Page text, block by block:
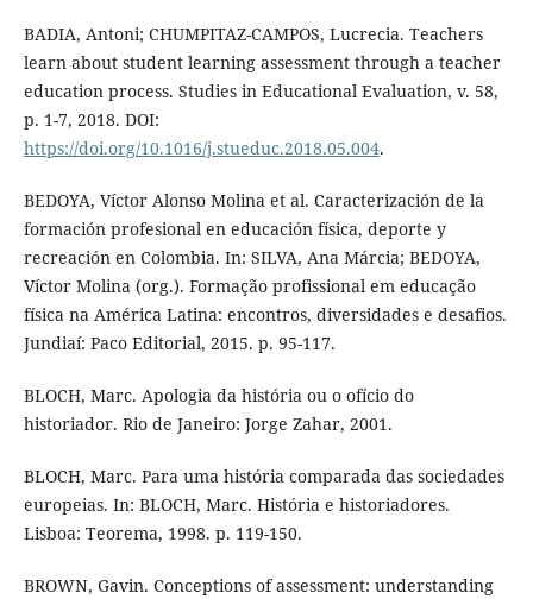
BADIA, Antoni; CHUMPITAZ-CAMPOS, Lucrecia. Teachers
learn about student learning assessment through a teacher
education process. Studies in Educational Evaluation, v. 58,
p. 1-7, 2018. DOI:
https://doi.org/10.1016/j.stueduc.2018.05.004.
BEDOYA, Víctor Alonso Molina et al. Caracterización de la
formación profesional en educación física, deporte y
recreación en Colombia. In: SILVA, Ana Márcia; BEDOYA,
Víctor Molina (org.). Formação profissional em educação
física na América Latina: encontros, diversidades e desafios.
Jundiaí: Paco Editorial, 2015. p. 95-117.
BLOCH, Marc. Apologia da história ou o ofício do
historiador. Rio de Janeiro: Jorge Zahar, 2001.
BLOCH, Marc. Para uma história comparada das sociedades
europeias. In: BLOCH, Marc. História e historiadores.
Lisboa: Teorema, 1998. p. 119-150.
BROWN, Gavin. Conceptions of assessment: understanding